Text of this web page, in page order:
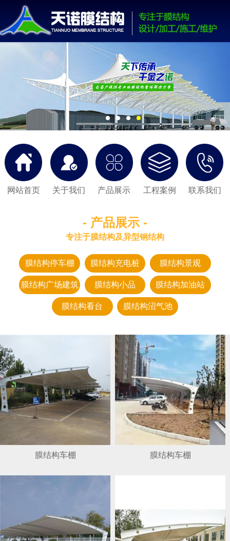
1 2 3 4
网站首页 关于我们 产品展示 工程案例 联系我们
- 产品展示 -
专注于膜结构及异型钢结构
膜结构停车棚 膜结构充电桩 膜结构景观
膜结构广场建筑 膜结构小品 膜结构加油站
膜结构看台 膜结构沼气池
膜结构车棚 膜结构车棚